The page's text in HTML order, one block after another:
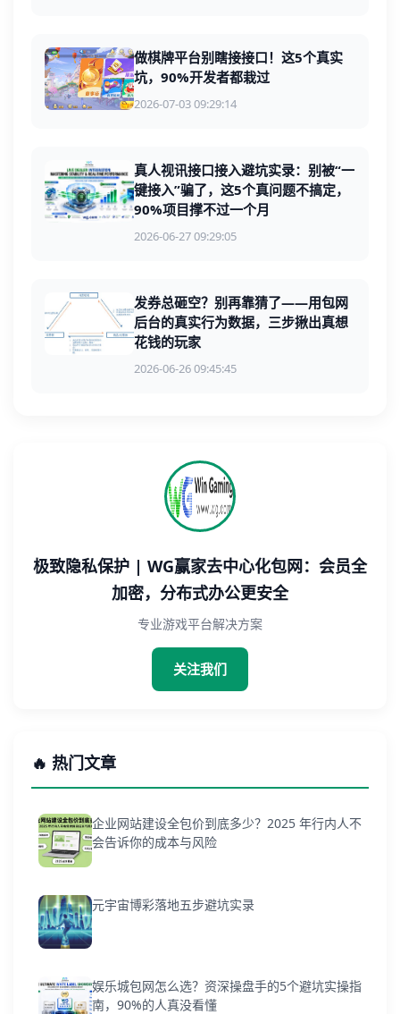
做棋牌平台别瞎接接口！这5个真实
坑，90%开发者都栽过
2026-07-03 09:29:14
真人视讯接口接入避坑实录：别被“一
键接入”骗了，这5个真问题不搞定，
90%项目撑不过一个月
2026-06-27 09:29:05
发券总砸空？别再靠猜了——用包网
后台的真实行为数据，三步揪出真想
花钱的玩家
2026-06-26 09:45:45
极致隐私保护 | WG赢家去中心化包网：会员全
加密，分布式办公更安全
专业游戏平台解决方案
关注我们
🔥 热门文章
企业网站建设全包价到底多少？2025 年行内人不
会告诉你的成本与风险
元宇宙博彩落地五步避坑实录
娱乐城包网怎么选？资深操盘手的5个避坑实操指
南，90%的人真没看懂